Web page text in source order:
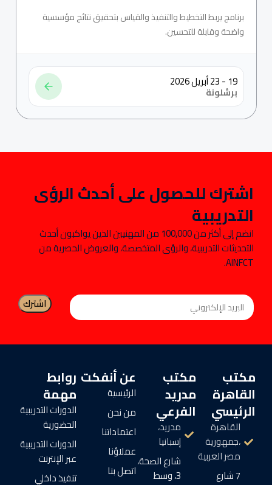
برنامج يربط التخطيط والتنفيذ والقياس بتحقيق نتائج مؤسسية
واضحة وقابلة للتحسين.
19 - 23 أبريل 2026
برشلونة
اشترك للحصول على أحدث الرؤى
التدريبية
انضم إلى أكثر من 100,000 من المهنيين الذين يواكبون أحدث
التحديثات التدريبية، والرؤى المتخصصة، والعروض الحصرية من
AINFCT.
مكتب
القاهرة
الرئيسي
القاهرة
،جمهورية
مصر العربية
7 شارع
مكتب
مدريد
الفرعي
مدريد،
إسبانيا
شارع الصحة،
3، وسط
عن أنفكت
الرئيسية
من نحن
اعتماداتنا
عملاؤنا
اتصل بنا
روابط
مهمة
الدورات التدريبية
الحضورية
الدورات التدريبية
عبر الإنترنت
تنفيذ داخلي